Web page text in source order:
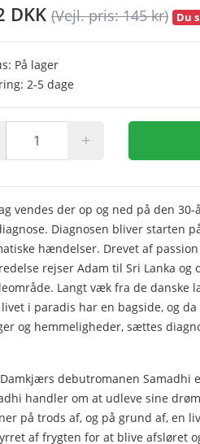
DKK (Vejl. pris: 145 kr) Du
På lager
2-5 dage
+
vendes der op og ned på den
Diagnosen bliver starten
hændelser. Drevet af
rejser Adam til Sri Lanka og
Langt væk fra de danske
i paradis har en bagside, og
og hemmeligheder, sættes
debutromanen Samadhi
handler om at udleve sine
på trods af, og på grund af, en
af frygten for at blive afsløret